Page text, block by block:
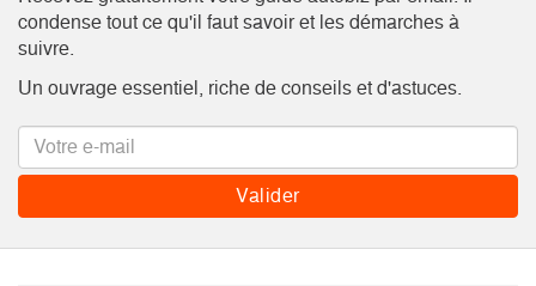
condense tout ce qu'il faut savoir et les démarches à
suivre.
Un ouvrage essentiel, riche de conseils et d'astuces.